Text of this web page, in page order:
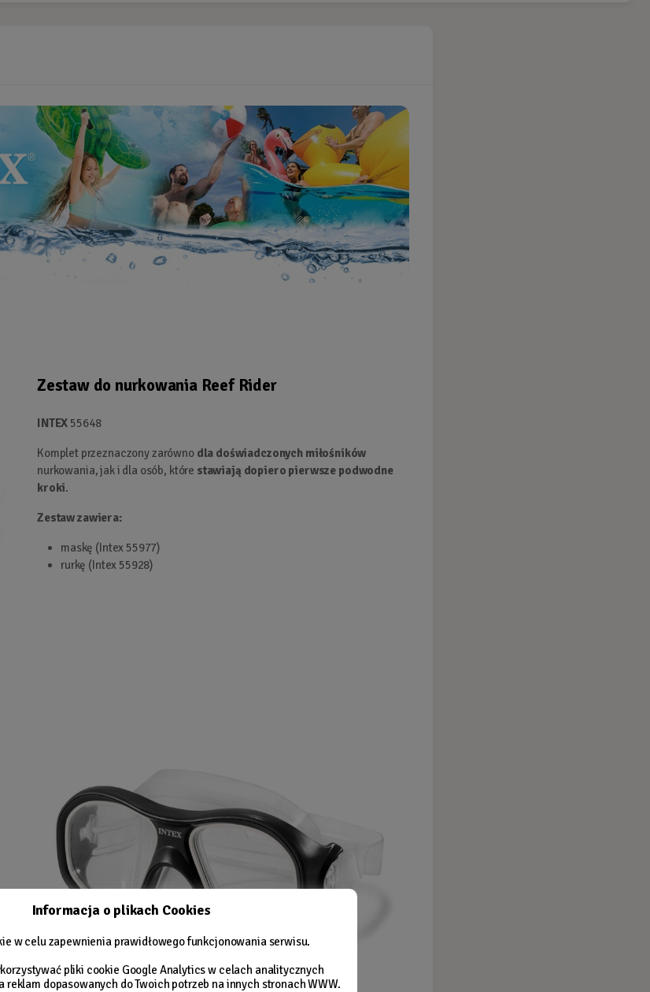
Zestaw do nurkowania Reef Rider
INTEX 55648
Komplet przeznaczony zarówno dla doświadczonych miłośników
nurkowania, jak i dla osób, które stawiają dopiero pierwsze podwodne
kroki.
Zestaw zawiera:
maskę (Intex 55977)
rurkę (Intex 55928)
Informacja o plikach Cookies
w celu zapewnienia prawidłowego funkcjonowania serwisu.
pliki cookie Google Analytics w celach analitycznych
reklam dopasowanych do Twoich potrzeb na innych stronach WWW.